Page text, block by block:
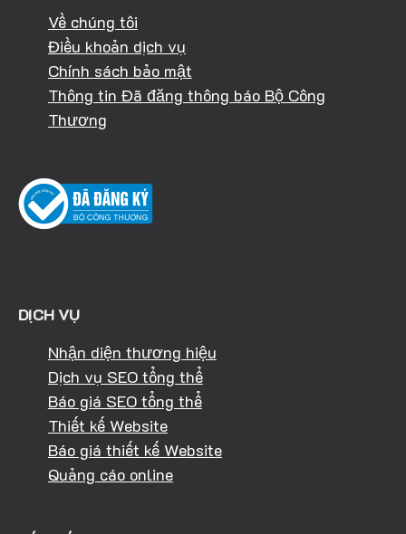
Về chúng tôi
Điều khoản dịch vụ
Chính sách bảo mật
Thông tin Đã đăng thông báo Bộ Công
Thương
DỊCH VỤ
Nhận diện thương hiệu
Dịch vụ SEO tổng thể
Báo giá SEO tổng thể
Thiết kế Website
Báo giá thiết kế Website
Quảng cáo online